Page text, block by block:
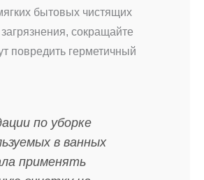
бытовых чистящих
сокращайте
повредить герметичный
по уборке
в ванных
применять